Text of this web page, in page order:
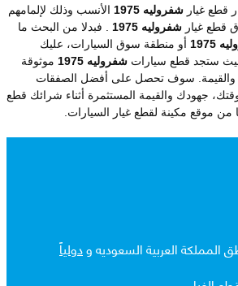
قطع غيار شفروليه 1975
الأنسب وذلك لإلمامهم
قطع غيار شفروليه 1975
. فبدلا من البحث ما
1975
أو منطقة سوق السيارات، عليك
حيث ستجد قطع سيارات شفروليه 1975
موثوقة
والقيمة. سوف تحصل على أفضل الصفقات
جهودك والقيمة المستثمرة أثناء شرائك قطع
من موقع مكينة لقطع غيار السيارات.
العربية السعوديه ودولياً